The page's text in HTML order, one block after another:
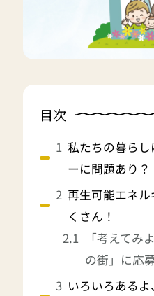
目次
私たちの暮ら
ーに問題あり？
再生可能エネ
くさん！
「考えてみ
の街」に応
いろいろある